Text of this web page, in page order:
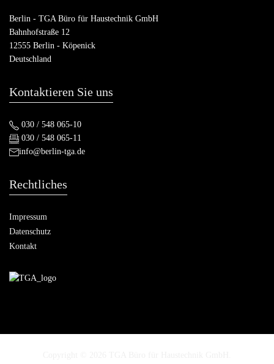
Berlin - TGA Büro für Haustechnik GmbH
Bahnhofstraße 12
12555 Berlin - Köpenick
Deutschland
Kontaktieren Sie uns
030 / 548 065-10
030 / 548 065-11
info@berlin-tga.de
Rechtliches
Impressum
Datenschutz
Kontakt